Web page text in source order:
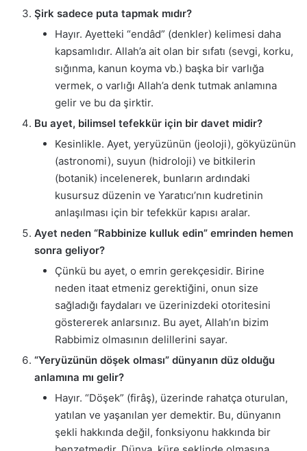
Şirk sadece puta tapmak mıdır?
Hayır. Ayetteki “endâd” (denkler) kelimesi daha
kapsamlıdır. Allah’a ait olan bir sıfatı (sevgi, korku,
sığınma, kanun koyma vb.) başka bir varlığa
vermek, o varlığı Allah’a denk tutmak anlamına
gelir ve bu da şirktir.
Bu ayet, bilimsel tefekkür için bir davet midir?
Kesinlikle. Ayet, yeryüzünün (jeoloji), gökyüzünün
(astronomi), suyun (hidroloji) ve bitkilerin
(botanik) incelenerek, bunların ardındaki
kusursuz düzenin ve Yaratıcı’nın kudretinin
anlaşılması için bir tefekkür kapısı aralar.
Ayet neden “Rabbinize kulluk edin” emrinden hemen
sonra geliyor?
Çünkü bu ayet, o emrin gerekçesidir. Birine
neden itaat etmeniz gerektiğini, onun size
sağladığı faydaları ve üzerinizdeki otoritesini
göstererek anlarsınız. Bu ayet, Allah’ın bizim
Rabbimiz olmasının delillerini sayar.
“Yeryüzünün döşek olması” dünyanın düz olduğu
anlamına mı gelir?
Hayır. “Döşek” (firâş), üzerinde rahatça oturulan,
yatılan ve yaşanılan yer demektir. Bu, dünyanın
şekli hakkında değil, fonksiyonu hakkında bir